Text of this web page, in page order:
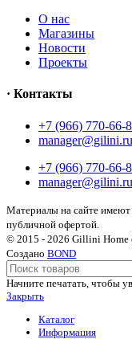
О нас
Магазины
Новости
Проекты
· Контакты
+7 (966) 770-66-
manager@gilini.ru
+7 (966) 770-66-
manager@gilini.ru
Материалы на сайте имеют
публичной офертой.
© 2015 - 2026 Gillini Home
Создано BOND
Начните печатать, чтобы
Закрыть
Каталог
Информация